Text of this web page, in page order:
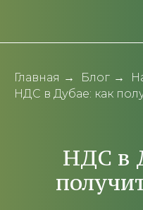
Главная → Блог →
НДС в Дубае: как
НДС в